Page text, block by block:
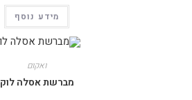
מידע נוסף
ואקום
מברשת אסלה לוק